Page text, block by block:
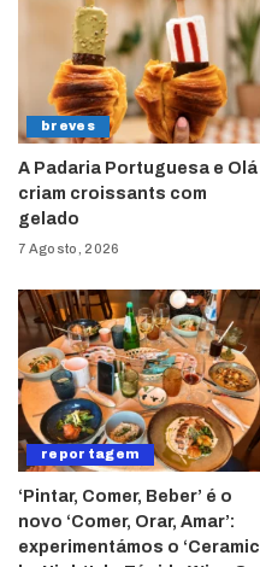
breves
A Padaria Portuguesa e Olá
criam croissants com
gelado
7 Agosto, 2026
reportagem
‘Pintar, Comer, Beber’ é o
novo ‘Comer, Orar, Amar’:
experimentámos o ‘Ceramic